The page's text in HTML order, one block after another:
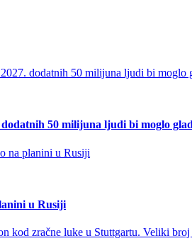
50 milijuna ljudi bi moglo
u Rusiji